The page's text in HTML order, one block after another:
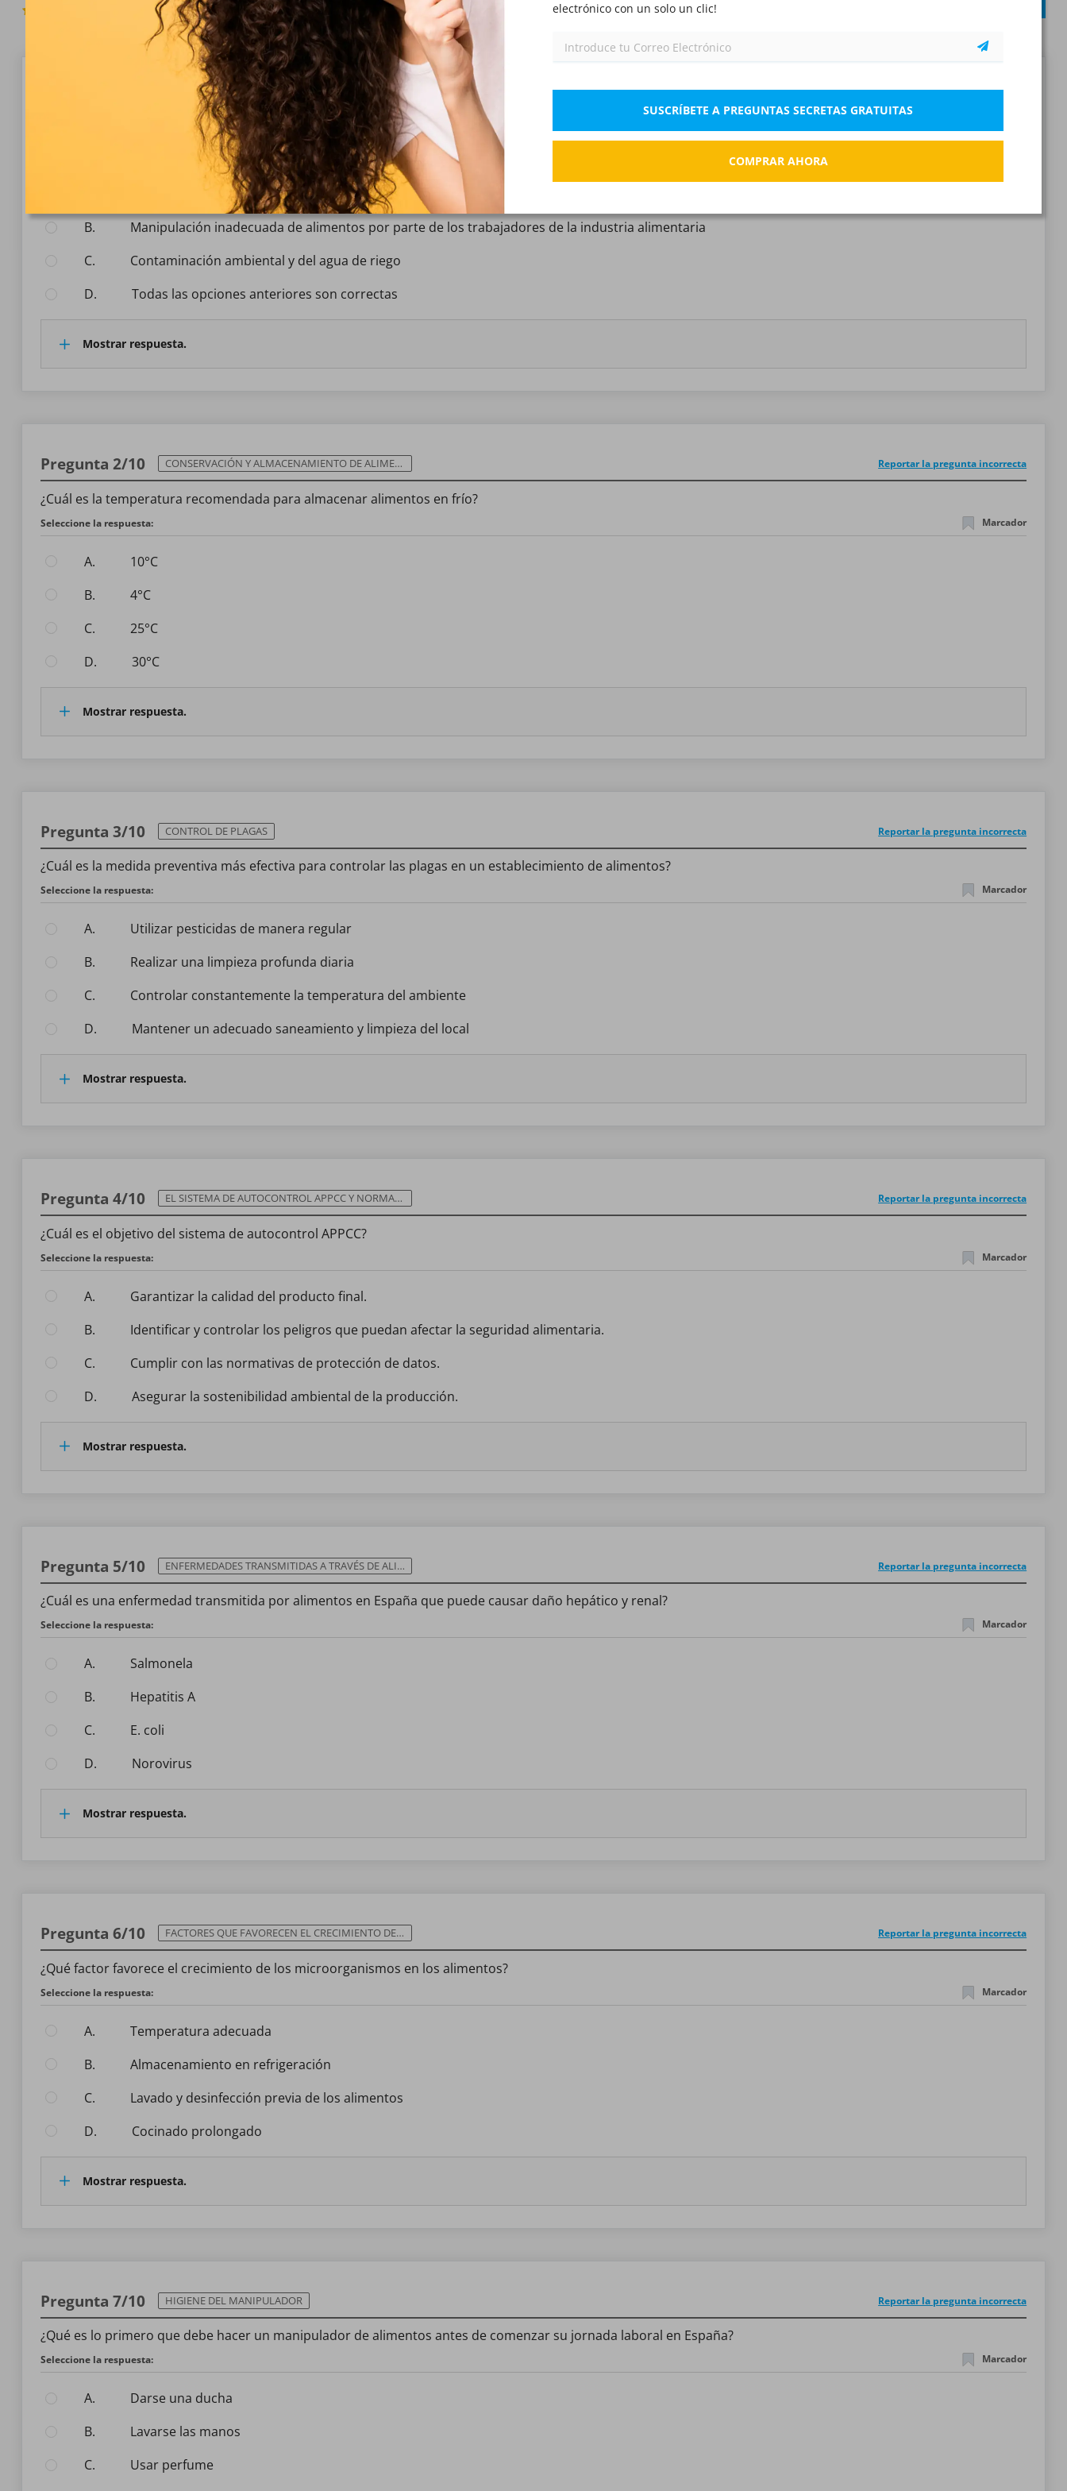
(691 Votos)
ALTERACIÓN Y CONTAMINACIÓN DE LOS ALIMENTOS
¿Cuáles son algunas de las causas de la contaminación de los alimentos en España?
Uso excesivo de pesticidas y fertilizantes
B.
Manipulación inadecuada de alimentos por parte de los trabajadores de la industria alimentaria
C.
Contaminación ambiental y del agua de riego
D.
Todas las opciones anteriores son correctas
Mostrar respuesta.
Pregunta 2/10 CONSERVACIÓN Y ALMACENAMIENTO DE ALIMENTOS Reportar la pregunta incorrecta
¿Cuál es la temperatura recomendada para almacenar alimentos en frío?
Seleccione la respuesta: Marcador
A.
10°C
B.
4°C
C.
25°C
D.
30°C
Mostrar respuesta.
Pregunta 3/10 CONTROL DE PLAGAS Reportar la pregunta incorrecta
¿Cuál es la medida preventiva más efectiva para controlar las plagas en un establecimiento de alimentos?
Seleccione la respuesta: Marcador
A.
Utilizar pesticidas de manera regular
B.
Realizar una limpieza profunda diaria
C.
Controlar constantemente la temperatura del ambiente
D.
Mantener un adecuado saneamiento y limpieza del local
Mostrar respuesta.
Pregunta 4/10 EL SISTEMA DE AUTOCONTROL APPCC Y NORMATIVA Reportar la pregunta incorrecta
¿Cuál es el objetivo del sistema de autocontrol APPCC?
Seleccione la respuesta: Marcador
A.
Garantizar la calidad del producto final.
B.
Identificar y controlar los peligros que puedan afectar la seguridad alimentaria.
C.
Cumplir con las normativas de protección de datos.
D.
Asegurar la sostenibilidad ambiental de la producción.
Mostrar respuesta.
Pregunta 5/10 ENFERMEDADES TRANSMITIDAS A TRAVÉS DE ALIMENTOS Reportar la pregunta incorrecta
¿Cuál es una enfermedad transmitida por alimentos en España que puede causar daño hepático y renal?
Seleccione la respuesta: Marcador
A.
Salmonela
B.
Hepatitis A
C.
E. coli
D.
Norovirus
Mostrar respuesta.
Pregunta 6/10 FACTORES QUE FAVORECEN EL CRECIMIENTO DE LOS MICROORGANISMOS Reportar la pregunta incorrecta
¿Qué factor favorece el crecimiento de los microorganismos en los alimentos?
Seleccione la respuesta: Marcador
A.
Temperatura adecuada
B.
Almacenamiento en refrigeración
C.
Lavado y desinfección previa de los alimentos
D.
Cocinado prolongado
Mostrar respuesta.
Pregunta 7/10 HIGIENE DEL MANIPULADOR Reportar la pregunta incorrecta
¿Qué es lo primero que debe hacer un manipulador de alimentos antes de comenzar su jornada laboral en España?
Seleccione la respuesta: Marcador
A.
Darse una ducha
B.
Lavarse las manos
C.
Usar perfume
electrónico con un solo un clic!
SUSCRÍBETE A PREGUNTAS SECRETAS GRATUITAS
COMPRAR AHORA